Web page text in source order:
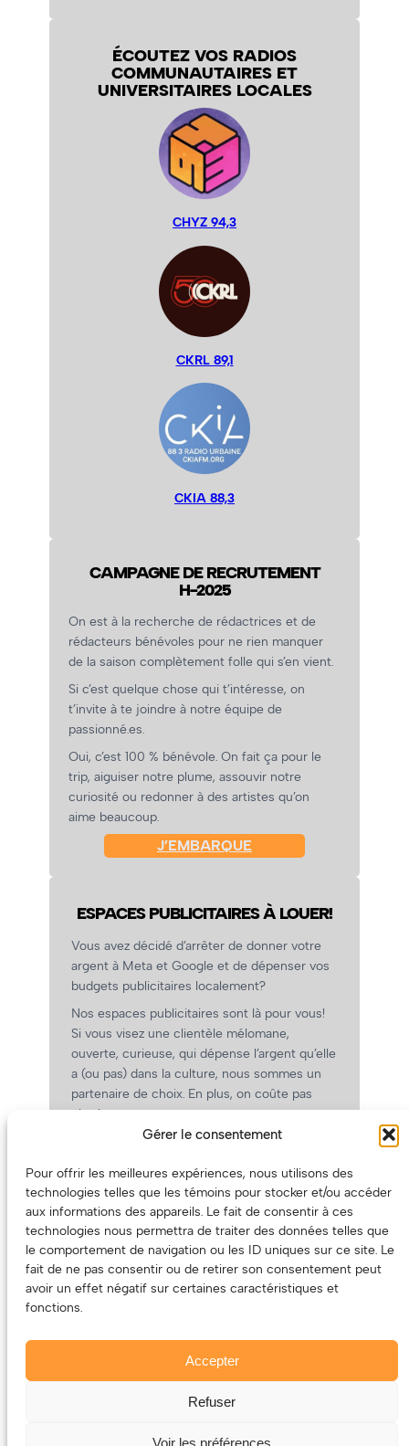
Gérer le consentement
Pour offrir les meilleures expériences, nous utilisons des
technologies telles que les témoins pour stocker et/ou accéder
aux informations des appareils. Le fait de consentir à ces
technologies nous permettra de traiter des données telles que
le comportement de navigation ou les ID uniques sur ce site. Le
fait de ne pas consentir ou de retirer son consentement peut
avoir un effet négatif sur certaines caractéristiques et
fonctions.
Accepter
Refuser
Voir les préférences
ÉCOUTEZ VOS RADIOS
COMMUNAUTAIRES ET
UNIVERSITAIRES LOCALES
CHYZ 94,3
CKRL 89,1
CKIA 88,3
CAMPAGNE DE RECRUTEMENT
H-2025
On est à la recherche de rédactrices et de
rédacteurs bénévoles pour ne rien manquer
de la saison complètement folle qui s’en vient.
Si c’est quelque chose qui t’intéresse, on
t’invite à te joindre à notre équipe de
passionné.es.
Oui, c’est 100 % bénévole. On fait ça pour le
trip, aiguiser notre plume, assouvir notre
curiosité ou redonner à des artistes qu’on
aime beaucoup.
J’EMBARQUE
ESPACES PUBLICITAIRES À LOUER!
Vous avez décidé d’arrêter de donner votre
argent à Meta et Google et de dépenser vos
budgets publicitaires localement?
Nos espaces publicitaires sont là pour vous!
Si vous visez une clientèle mélomane,
ouverte, curieuse, qui dépense l’argent qu’elle
a (ou pas) dans la culture, nous sommes un
partenaire de choix. En plus, on coûte pas
cher!
On prépare une grille tarifaire intéressante et
(Oui, on va avoir des tarifs spéciaux pour
vous, les artistes!)
Le contenu (texte et photos) appartient à ses créatrices et